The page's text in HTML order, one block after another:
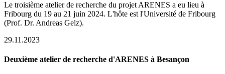
Le troisième atelier de recherche du projet ARENES a eu lieu à
Fribourg du 19 au 21 juin 2024. L'hôte est l'Université de Fribourg
(Prof. Dr. Andreas Gelz).
29.11.2023
Deuxième atelier de recherche d'ARENES à Besançon